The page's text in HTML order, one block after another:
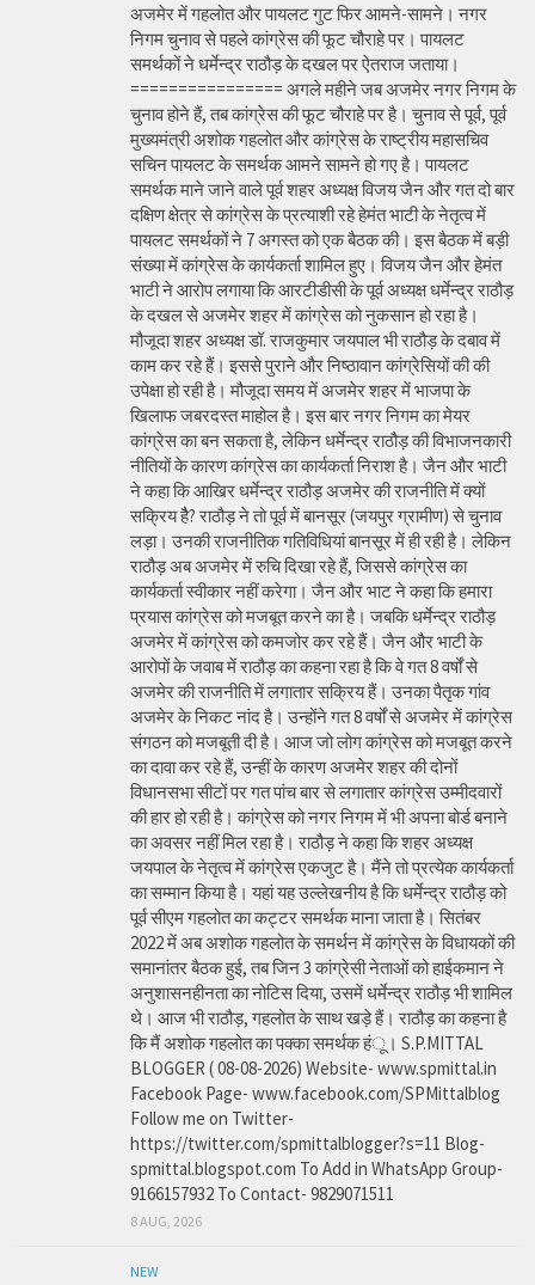
अजमेर में गहलोत और पायलट गुट फिर आमने-सामने। नगर
निगम चुनाव से पहले कांग्रेस की फूट चौराहे पर। पायलट
समर्थकों ने धर्मेन्द्र राठौड़ के दखल पर ऐतराज जताया।
================ अगले महीने जब अजमेर नगर निगम के
चुनाव होने हैं, तब कांग्रेस की फूट चौराहे पर है। चुनाव से पूर्व, पूर्व
मुख्यमंत्री अशोक गहलोत और कांग्रेस के राष्ट्रीय महासचिव
सचिन पायलट के समर्थक आमने सामने हो गए है। पायलट
समर्थक माने जाने वाले पूर्व शहर अध्यक्ष विजय जैन और गत दो बार
दक्षिण क्षेत्र से कांग्रेस के प्रत्याशी रहे हेमंत भाटी के नेतृत्व में
पायलट समर्थकों ने 7 अगस्त को एक बैठक की। इस बैठक में बड़ी
संख्या में कांग्रेस के कार्यकर्ता शामिल हुए। विजय जैन और हेमंत
भाटी ने आरोप लगाया कि आरटीडीसी के पूर्व अध्यक्ष धर्मेन्द्र राठौड़
के दखल से अजमेर शहर में कांग्रेस को नुकसान हो रहा है।
मौजूदा शहर अध्यक्ष डॉ. राजकुमार जयपाल भी राठौड़ के दबाव में
काम कर रहे हैं। इससे पुराने और निष्ठावान कांग्रेसियों की की
उपेक्षा हो रही है। मौजूदा समय में अजमेर शहर में भाजपा के
खिलाफ जबरदस्त माहोल है। इस बार नगर निगम का मेयर
कांग्रेस का बन सकता है, लेकिन धर्मेन्द्र राठौड़ की विभाजनकारी
नीतियों के कारण कांग्रेस का कार्यकर्ता निराश है। जैन और भाटी
ने कहा कि आखिर धर्मेन्द्र राठौड़ अजमेर की राजनीति में क्यों
सक्रिय हैै? राठौड़ ने तो पूर्व में बानसूर (जयपुर ग्रामीण) से चुनाव
लड़ा। उनकी राजनीतिक गतिविधियां बानसूर में ही रही है। लेकिन
राठौड़ अब अजमेर में रुचि दिखा रहे हैं, जिससे कांग्रेस का
कार्यकर्ता स्वीकार नहीं करेगा। जैन और भाट ने कहा कि हमारा
प्रयास कांग्रेस को मजबूत करने का है। जबकि धर्मेन्द्र राठौड़
अजमेर में कांग्रेस को कमजोर कर रहे हैं। जैन और भाटी के
आरोपों के जवाब में राठौड़ का कहना रहा है कि वे गत 8 वर्षों से
अजमेर की राजनीति में लगातार सक्रिय हैं। उनका पैतृक गांव
अजमेर के निकट नांद है। उन्होंने गत 8 वर्षों से अजमेर में कांग्रेस
संगठन को मजबूती दी है। आज जो लोग कांग्रेस को मजबूत करने
का दावा कर रहे हैं, उन्हीं के कारण अजमेर शहर की दोनों
विधानसभा सीटों पर गत पांच बार से लगातार कांग्रेस उम्मीदवारों
की हार हो रही है। कांग्रेस को नगर निगम में भी अपना बोर्ड बनाने
का अवसर नहीं मिल रहा है। राठौड़ ने कहा कि शहर अध्यक्ष
जयपाल के नेतृत्व में कांग्रेस एकजुट है। मैंने तो प्रत्येक कार्यकर्ता
का सम्मान किया है। यहां यह उल्लेखनीय है कि धर्मेन्द्र राठौड़ को
पूर्व सीएम गहलोत का कट्टर समर्थक माना जाता है। सितंबर
2022 में अब अशोक गहलोत के समर्थन में कांग्रेस के विधायकों की
समानांतर बैठक हुई, तब जिन 3 कांग्रेसी नेताओं को हाईकमान ने
अनुशासनहीनता का नोटिस दिया, उसमें धर्मेन्द्र राठौड़ भी शामिल
थे। आज भी राठौड़, गहलोत के साथ खड़े हैं। राठौड़ का कहना है
कि मैं अशोक गहलोत का पक्का समर्थक हंू। S.P.MITTAL
BLOGGER ( 08-08-2026) Website- www.spmittal.in
Facebook Page- www.facebook.com/SPMittalblog
Follow me on Twitter-
https://twitter.com/spmittalblogger?s=11 Blog-
spmittal.blogspot.com To Add in WhatsApp Group-
9166157932 To Contact- 9829071511
8 AUG, 2026
NEW